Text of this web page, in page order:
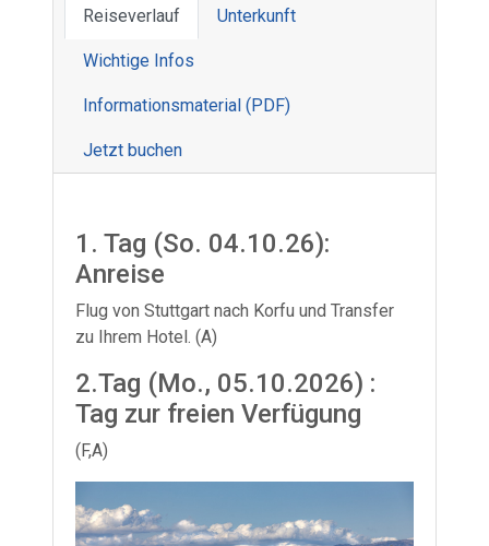
Reiseverlauf Unterkunft
Wichtige Infos
Informations­material (PDF)
Jetzt buchen
1. Tag (So. 04.10.26):
Anreise
Flug von Stuttgart nach Korfu und Transfer
zu Ihrem Hotel. (A)
2.Tag (Mo., 05.10.2026) :
Tag zur freien Verfügung
(F,A)